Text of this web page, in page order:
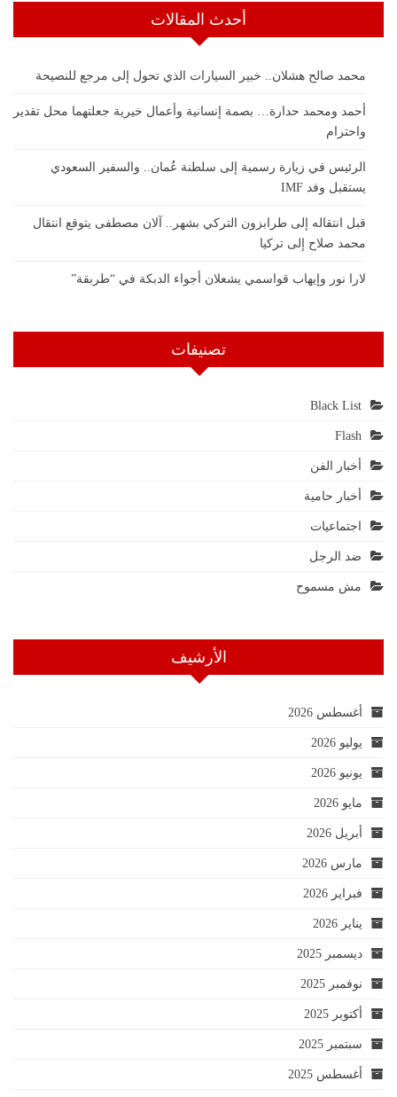
أحدث المقالات
محمد صالح هشلان.. خبير السيارات الذي تحول إلى مرجع للنصيحة
أحمد ومحمد حدارة… بصمة إنسانية وأعمال خيرية جعلتهما محل تقدير
واحترام
الرئيس في زيارة رسمية إلى سلطنة عُمان.. والسفير السعودي
يستقبل وفد IMF
قبل انتقاله إلى طرابزون التركي بشهر.. آلان مصطفى يتوقع انتقال
محمد صلاح إلى تركيا
لارا نور وإيهاب قواسمي يشعلان أجواء الدبكة في “طربقة”
تصنيفات
Black List
Flash
أخبار الفن
أخبار حامية
اجتماعيات
ضد الرجل
مش مسموح
الأرشيف
أغسطس 2026
يوليو 2026
يونيو 2026
مايو 2026
أبريل 2026
مارس 2026
فبراير 2026
يناير 2026
ديسمبر 2025
نوفمبر 2025
أكتوبر 2025
سبتمبر 2025
أغسطس 2025